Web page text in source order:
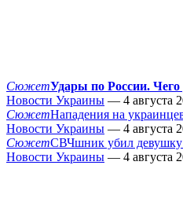
СюжетУдары по России. Чего
Новости Украины — 4 августа
СюжетНападения на
Новости Украины — 4 августа
СюжетСВЧшник убил
Новости Украины — 4 августа